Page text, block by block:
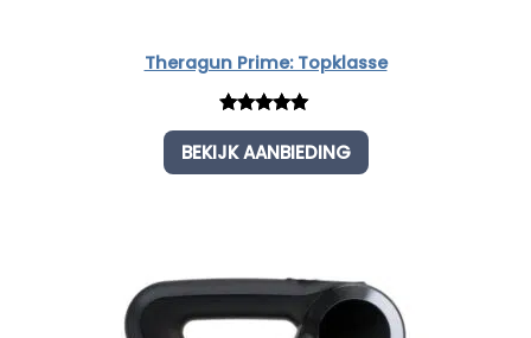
Theragun Prime: Topklasse
Rated5.00
out of 5
1
BEKIJK AANBIEDING